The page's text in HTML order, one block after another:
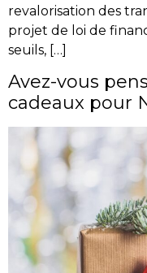
revalorisation des
projet de loi de
seuils, […]
Avez-vous
cadeaux pour